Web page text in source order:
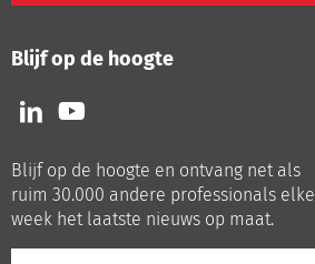
Blijf op de hoogte
Volg
ons
LinkedIn
Volg
ons
Youtube
Blijf op de hoogte en ontvang net als
ruim 30.000 andere professionals elke
week het laatste nieuws op maat.